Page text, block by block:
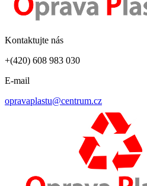
Kontaktujte nás
+(420) 608 983 030
E-mail
opravaplastu@centrum.cz